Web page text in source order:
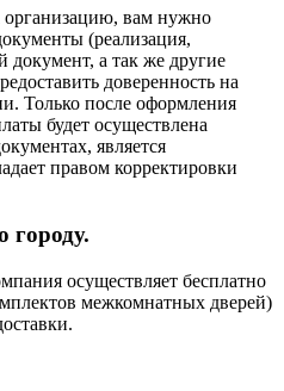
вам нужно
(реализация,
документ, а так же другие
доверенность на
Только после оформления
будет осуществлена
является
правом корректировки
городу.
осуществляет бесплатно
межкомнатных дверей)